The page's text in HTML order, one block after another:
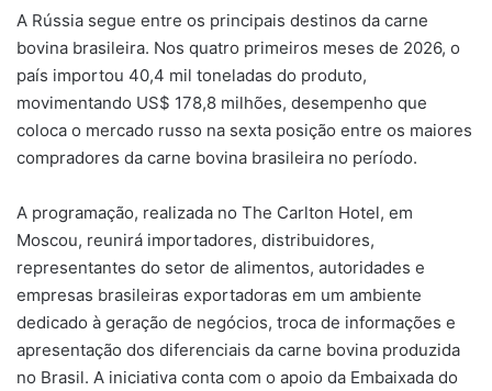
A Rússia segue entre os principais destinos da carne
bovina brasileira. Nos quatro primeiros meses de 2026, o
país importou 40,4 mil toneladas do produto,
movimentando US$ 178,8 milhões, desempenho que
coloca o mercado russo na sexta posição entre os maiores
compradores da carne bovina brasileira no período.
A programação, realizada no The Carlton Hotel, em
Moscou, reunirá importadores, distribuidores,
representantes do setor de alimentos, autoridades e
empresas brasileiras exportadoras em um ambiente
dedicado à geração de negócios, troca de informações e
apresentação dos diferenciais da carne bovina produzida
no Brasil. A iniciativa conta com o apoio da Embaixada do